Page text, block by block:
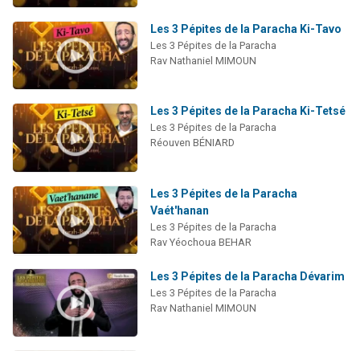
Les 3 Pépites de la Paracha Ki-Tavo
Les 3 Pépites de la Paracha
Rav Nathaniel MIMOUN
Les 3 Pépites de la Paracha Ki-Tetsé
Les 3 Pépites de la Paracha
Réouven BÉNIARD
Les 3 Pépites de la Paracha
Vaét'hanan
Les 3 Pépites de la Paracha
Rav Yéochoua BEHAR
Les 3 Pépites de la Paracha Dévarim
Les 3 Pépites de la Paracha
Rav Nathaniel MIMOUN